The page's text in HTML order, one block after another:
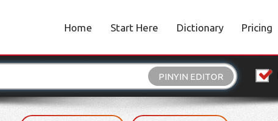
Home Start Here Dictionary Pricing
PINYIN EDITOR